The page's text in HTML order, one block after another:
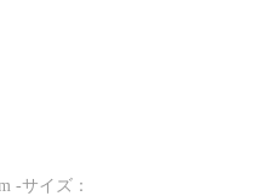
-サイズ：